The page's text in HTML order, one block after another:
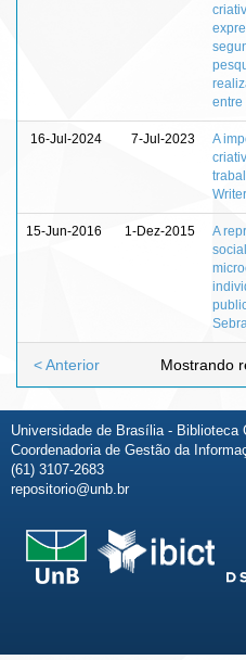
entre
16-Jul-2024 7-Jul-2023
A
15-Jun-2016 1-Dez-2015
A
Mostrando
< Anterior
Universidade de Brasília - Biblioteca
Coordenadoria de Gestão da
(61) 3107-2683
repositorio@unb.br